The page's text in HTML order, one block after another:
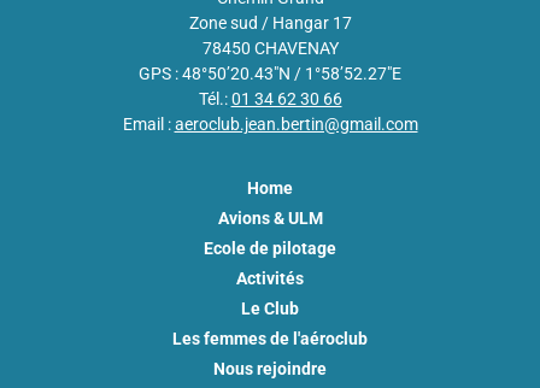
Zone sud / Hangar 17
78450 CHAVENAY
GPS : 48°50’20.43″N / 1°58’52.27″E
Tél.: 01 34 62 30 66
Email :aeroclub.jean.bertin@gmail.com
Home
Avions & ULM
Ecole de pilotage
Activités
Le Club
Les femmes de l'aéroclub
Nous rejoindre